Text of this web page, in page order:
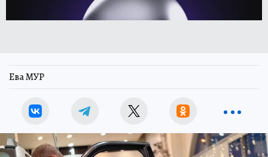
Ева МУР